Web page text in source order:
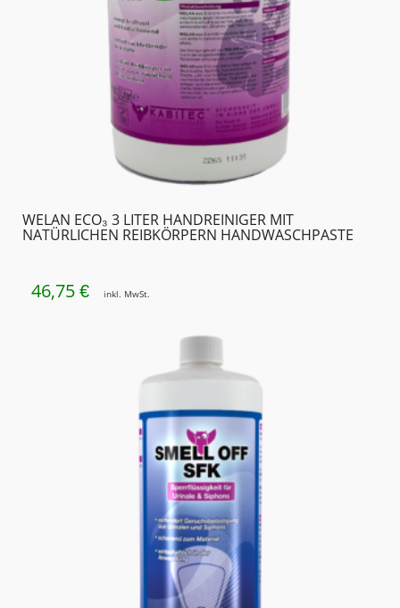
WELAN ECO₃ 3 LITER HANDREINIGER MIT
NATÜRLICHEN REIBKÖRPERN HANDWASCHPASTE
46,75 € inkl. MwSt.